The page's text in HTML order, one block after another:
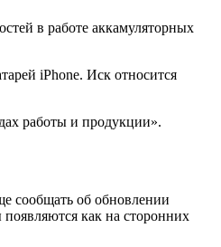
в работе аккамуляторных
iPhone. Иск относится
работы и продукции».
сообщать об обновлении
как на сторонних